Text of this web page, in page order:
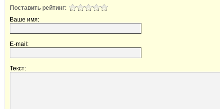
Поставить рейтинг:
Ваше имя:
E-mail:
Текст: